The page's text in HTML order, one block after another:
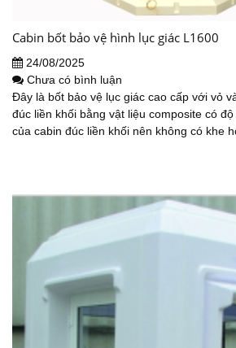
Cabin bốt bảo vệ hình lục giác L1600
24/08/2025
Chưa có bình luận
Đây là bốt bảo vệ lục giác cao cấp với vỏ
đúc liền khối bằng vật liệu composite có
của cabin đúc liền khối nên không có khe